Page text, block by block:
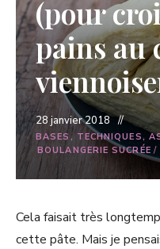
(pour
pains au
28 janvier 2018
BASES, TECHNIQUES,
BOULANGERIE SUCRÉE /
Cela faisait très
cette pâte. Mais je